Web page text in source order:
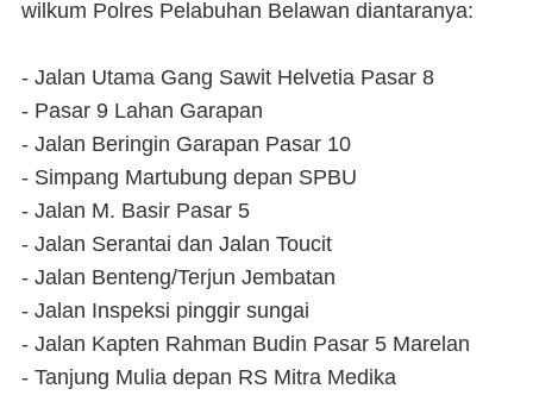
wilkum Polres Pelabuhan Belawan diantaranya:
- Jalan Utama Gang Sawit Helvetia Pasar 8
- Pasar 9 Lahan Garapan
- Jalan Beringin Garapan Pasar 10
- Simpang Martubung depan SPBU
- Jalan M. Basir Pasar 5
- Jalan Serantai dan Jalan Toucit
- Jalan Benteng/Terjun Jembatan
- Jalan Inspeksi pinggir sungai
- Jalan Kapten Rahman Budin Pasar 5 Marelan
- Tanjung Mulia depan RS Mitra Medika